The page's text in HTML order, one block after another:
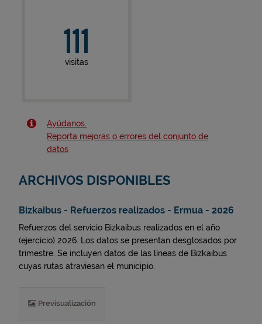
111
visitas
Ayúdanos.
Reporta mejoras o errores del conjunto de
datos
ARCHIVOS DISPONIBLES
Bizkaibus - Refuerzos realizados - Ermua - 2026
Refuerzos del servicio Bizkaibus realizados en el año
(ejercicio) 2026. Los datos se presentan desglosados por
trimestre. Se incluyen datos de las líneas de Bizkaibus
cuyas rutas atraviesan el municipio.
Previsualización